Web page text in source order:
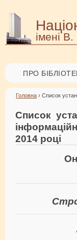
імені
ПРО
Головна › Список
Список
2014 році